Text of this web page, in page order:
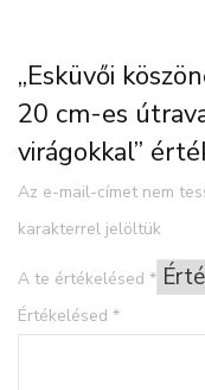
„Esküvői
20 cm-es
virágokkal”
Az e-mail-címet nem
karakterrel jelöltük
A te értékelésed *
Értékelésed *